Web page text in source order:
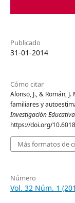
Publicado
31-01-2014
Cómo citar
Alonso, J., & Román,
familiares y
Investigación Educativa
https://doi.org/
Más formatos de
Número
Vol. 32 Núm. 1